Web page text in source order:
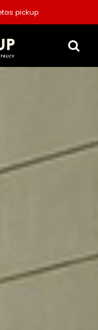
pickup